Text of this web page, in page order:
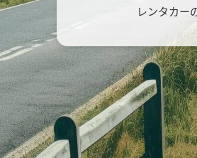
レンタカー